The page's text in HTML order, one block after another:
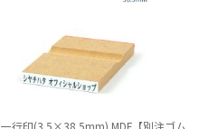
一行印(3.5×38.5mm) MDF【別注ゴム